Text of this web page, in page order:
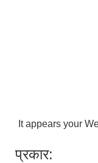
It appears your
प्रकार: